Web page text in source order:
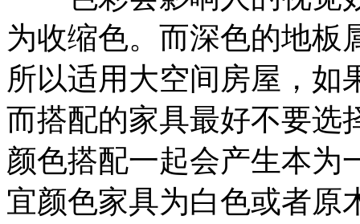
为收缩色。而深色的地板
所以适用大空间房屋，如
而搭配的家具最好不要选
颜色搭配一起会产生本为
宜颜色家具为白色或者原